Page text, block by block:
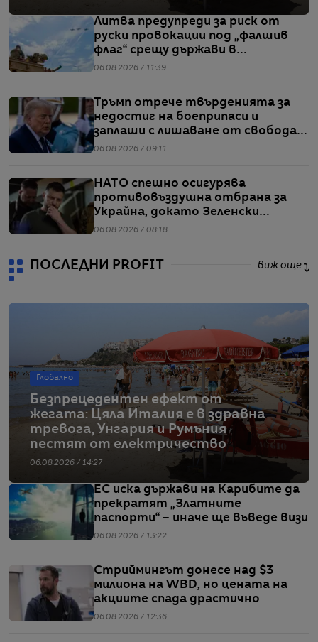
Литва предупреди за риск от
руски провокации под „фалшив
флаг“ срещу държави в
Балтийския регион
06.08.2026 / 11:39
Тръмп отрече твърденията за
недостиг на боеприпаси и
заплаши с лишаване от свобода
хората, които разпространяват
06.08.2026 / 09:11
НАТО спешно осигурява
противовъздушна отбрана за
Украйна, докато Зеленски
предупреждава за рязък ръст в
06.08.2026 / 08:18
ПОСЛЕДНИ PROFIT виж още
Глобално
Безпрецедентен ефект от
жегата: Цяла Италия е в здравна
тревога, Унгария и Румъния
пестят от електричество
06.08.2026 / 14:27
ЕС иска държави на Карибите да
прекратят „Златните
паспорти“ – иначе ще въведе визи
06.08.2026 / 13:22
Стриймингът донесе над $3
милиона на WBD, но цената на
акциите спада драстично
06.08.2026 / 12:36